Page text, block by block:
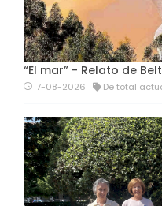
“El mar” - Relato de
7-08-2026 De total